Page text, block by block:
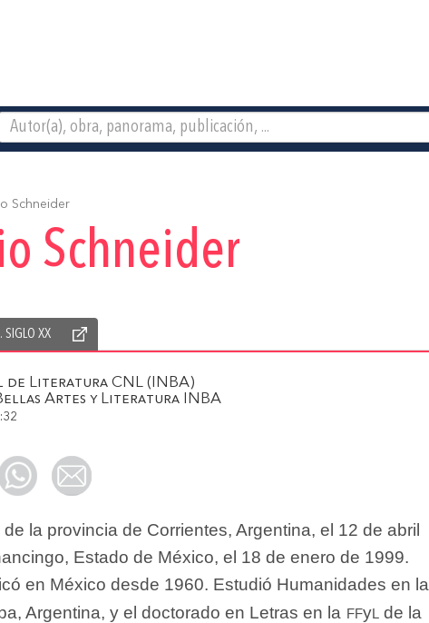
Schneider
Schneider
SIGLO XX
Literatura CNL (INBA)
Artes y Literatura INBA
la provincia de Corrientes, Argentina, el 12 de abril
Estado de México, el 18 de enero de 1999.
en México desde 1960. Estudió Humanidades en la
Argentina, y el doctorado en Letras en la ffyl de la